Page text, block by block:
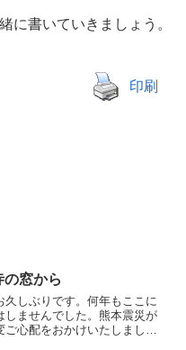
に書いていきましょう。
印刷
の窓から
しぶりです。何年もここに
しませんでした。熊本震災が
ご心配をおかけいたしまし